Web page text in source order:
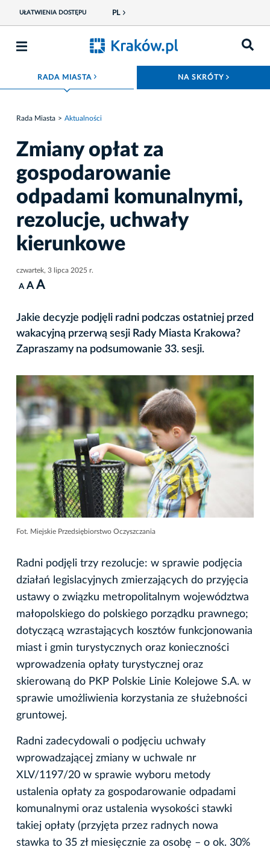
UŁATWIENIA DOSTĘPU PL
RADA MIASTAROZWIŃ MENU NA SKRÓTY
Rada Miasta Aktualności
Zmiany opłat za
gospodarowanie
odpadami komunalnymi,
rezolucje, uchwały
kierunkowe
czwartek, 3 lipca 2025 r.
A A A
Jakie decyzje podjęli radni podczas ostatniej przed
wakacyjną przerwą sesji Rady Miasta Krakowa?
Zapraszamy na podsumowanie 33. sesji.
Fot. Miejskie Przedsiębiorstwo Oczyszczania
Radni podjęli trzy rezolucje: w sprawie podjęcia
działań legislacyjnych zmierzających do przyjęcia
ustawy o związku metropolitalnym województwa
małopolskiego do polskiego porządku prawnego;
dotyczącą wzrastających kosztów funkcjonowania
miast i gmin turystycznych oraz konieczności
wprowadzenia opłaty turystycznej oraz
skierowaną do PKP Polskie Linie Kolejowe S.A. w
sprawie umożliwienia korzystania ze służebności
gruntowej.
Radni zadecydowali o podjęciu uchwały
wprowadzającej zmiany w uchwale nr
XLV/1197/20 w sprawie wyboru metody
ustalenia opłaty za gospodarowanie odpadami
komunalnymi oraz ustalenia wysokości stawki
takiej opłaty (przyjęta przez radnych nowa
stawka to 35 zł miesięcznie za osobę – o ok. 30%